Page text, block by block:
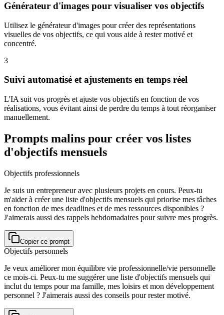
Générateur d'images pour visualiser vos objectifs
Utilisez le générateur d'images pour créer des représentations
visuelles de vos objectifs, ce qui vous aide à rester motivé et
concentré.
3
Suivi automatisé et ajustements en temps réel
L'IA suit vos progrès et ajuste vos objectifs en fonction de vos
réalisations, vous évitant ainsi de perdre du temps à tout réorganiser
manuellement.
Prompts malins pour créer vos listes
d'objectifs mensuels
Objectifs professionnels
Je suis un entrepreneur avec plusieurs projets en cours. Peux-tu
m'aider à créer une liste d'objectifs mensuels qui priorise mes tâches
en fonction de mes deadlines et de mes ressources disponibles ?
J'aimerais aussi des rappels hebdomadaires pour suivre mes progrès.
Copier ce prompt
Objectifs personnels
Je veux améliorer mon équilibre vie professionnelle/vie personnelle
ce mois-ci. Peux-tu me suggérer une liste d'objectifs mensuels qui
inclut du temps pour ma famille, mes loisirs et mon développement
personnel ? J'aimerais aussi des conseils pour rester motivé.